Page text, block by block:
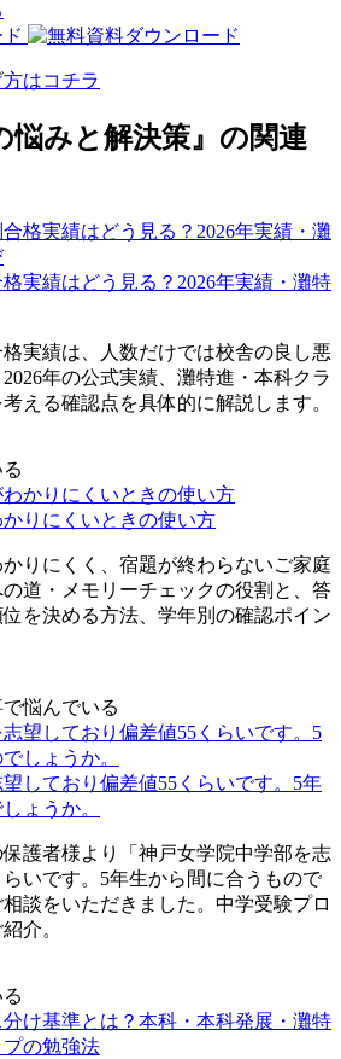
はコチラ
悩みと解決策』の関連
実績はどう見る？2026年実績・灘特
実績は、人数だけでは校舎の良し悪
年の公式実績、灘特進・本科クラ
える確認点を具体的に解説します。
りにくいときの使い方
りにくく、宿題が終わらないご家庭
道・メモリーチェックの役割と、答
を決める方法、学年別の確認ポイン
悩んでいる
しており偏差値55くらいです。5年
ょうか。
護者様より「神戸女学院中学部を志
いです。5年生から間に合うもので
談をいただきました。中学受験プロ
介。